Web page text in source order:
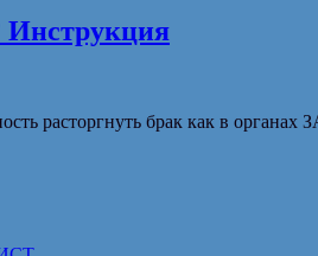
Инструкция
расторгнуть брак как в органах